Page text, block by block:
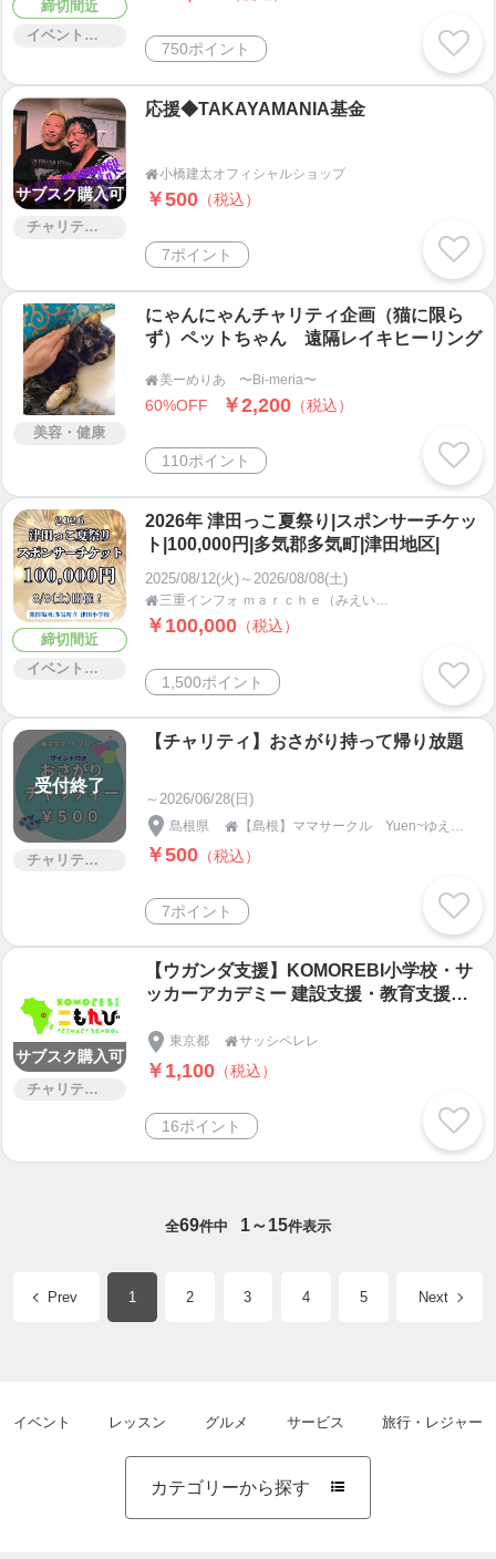
締切間近
イベント・セミナー・交流会
750ポイント
サブスク購入可
チャリティー
応援◆TAKAYAMANIA基金
小橋建太オフィシャルショップ
￥500 （税込）
7ポイント
美容・健康
にゃんにゃんチャリティ企画（猫に限ら
ず）ペットちゃん 遠隔レイキヒーリング
美ーめりあ 〜Bi-meria〜
60%OFF ￥2,200 （税込）
110ポイント
締切間近
イベント・セミナー・交流会
2026年 津田っこ夏祭り|スポンサーチケッ
ト|100,000円|多気郡多気町|津田地区|
2025/08/12(火)～2026/08/08(土)
 三重インフォ ｍａｒｃｈｅ（みえいんふぉまるしぇ）【三重県多気郡】
￥100,000 （税込）
1,500ポイント
受付終了
チャリティー
【チャリティ】おさがり持って帰り放題
～2026/06/28(日)
島根県 
￥500 （税込）
7ポイント
サブスク購入可
チャリティー
【ウガンダ支援】KOMOREBI小学校・サ
ッカーアカデミー 建設支援・教育支援寄
東京都 サッシペレレ
￥1,100 （税込）
16ポイント
全69件中 1～15件表示
Prev 1 2 3 4 5 Next
イベント レッスン グルメ サービス 旅行・レジャー
カテゴリーから探す 